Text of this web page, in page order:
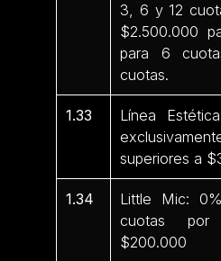
3, 6 y 12
$2.500.000
para 6
cuotas.
1.33
Línea
superiores a
1.34
Little Mic:
cuotas por
$200.000